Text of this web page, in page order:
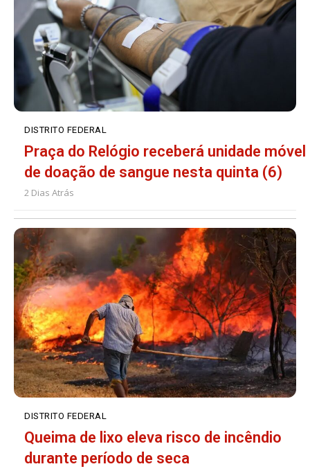
DISTRITO FEDERAL
Praça do Relógio receberá unidade móvel
de doação de sangue nesta quinta (6)
2 Dias Atrás
DISTRITO FEDERAL
Queima de lixo eleva risco de incêndio
durante período de seca